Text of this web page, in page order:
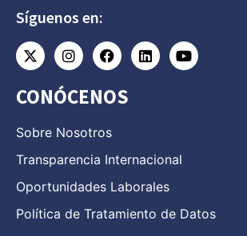
Síguenos en:
CONÓCENOS
Sobre Nosotros
Transparencia Internacional
Oportunidades Laborales
Política de Tratamiento de Datos